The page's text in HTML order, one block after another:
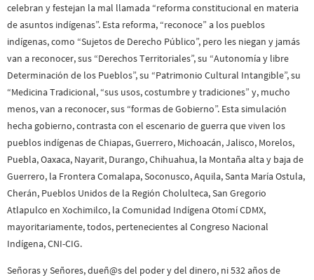
celebran y festejan la mal llamada “reforma constitucional en materia
de asuntos indígenas”. Esta reforma, “reconoce” a los pueblos
indígenas, como “Sujetos de Derecho Público”, pero les niegan y jamás
van a reconocer, sus “Derechos Territoriales”, su “Autonomía y libre
Determinación de los Pueblos”, su “Patrimonio Cultural Intangible”, su
“Medicina Tradicional, “sus usos, costumbre y tradiciones” y, mucho
menos, van a reconocer, sus “formas de Gobierno”. Esta simulación
hecha gobierno, contrasta con el escenario de guerra que viven los
pueblos indígenas de Chiapas, Guerrero, Michoacán, Jalisco, Morelos,
Puebla, Oaxaca, Nayarit, Durango, Chihuahua, la Montaña alta y baja de
Guerrero, la Frontera Comalapa, Soconusco, Aquila, Santa María Ostula,
Cherán, Pueblos Unidos de la Región Cholulteca, San Gregorio
Atlapulco en Xochimilco, la Comunidad Indígena Otomí CDMX,
mayoritariamente, todos, pertenecientes al Congreso Nacional
Indígena, CNI-CIG.
Señoras y Señores, dueñ@s del poder y del dinero, ni 532 años de